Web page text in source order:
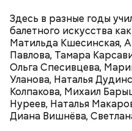
Здесь в разные годы
балетного искусства
Матильда Кшесинская,
Павлова, Тамара
Ольга Спесивцева,
Уланова, Наталья
Колпакова, Михаил
Нуреев, Наталья
Диана Вишнёва,
на происходящее, но
своим местам. На смену
— такова была
превратившего
подобие грандиозного
звездами первой
Керри, Николь Кидман,
«Светлым» стал и сам
его фирменная улыбка
харизмы, но лишили